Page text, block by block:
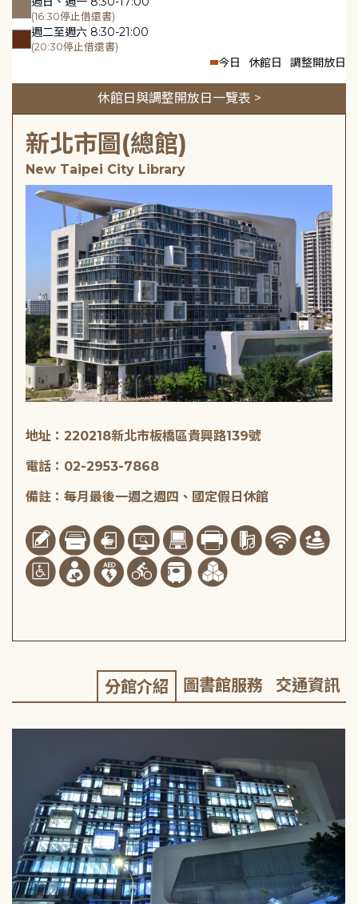
(16:30停止借還書)
週二至週六 8:30-21:00
(20:30停止借還書)
今日 休館日 調整開放日
休館日與調整開放日一覽表 >
新北市圖(總館)
New Taipei City Library
地址：220218新北市板橋區貴興路139號
電話：02-2953-7868
備註：每月最後一週之週四、國定假日休館
分館介紹 圖書館服務 交通資訊